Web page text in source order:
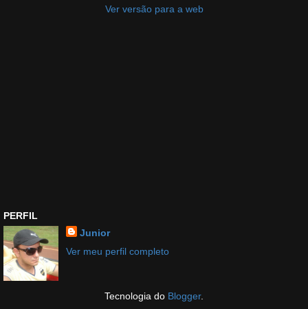
Ver versão para a web
PERFIL
Junior
Ver meu perfil completo
Tecnologia do Blogger.